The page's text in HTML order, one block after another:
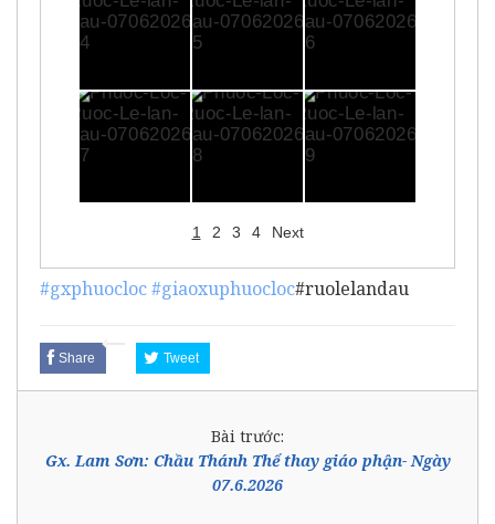
1 2 3 4 Next
#gxphuocloc#giaoxuphuocloc#ruolelandau
Share Tweet
Bài trước:
Gx. Lam Sơn: Chầu Thánh Thể thay giáo phận- Ngày
07.6.2026